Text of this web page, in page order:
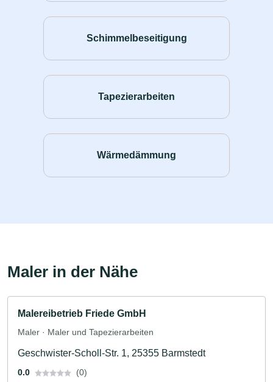
Schimmelbeseitigung
Tapezierarbeiten
Wärmedämmung
Maler in der Nähe
Malereibetrieb Friede GmbH
Maler · Maler und Tapezierarbeiten
Geschwister-Scholl-Str. 1, 25355 Barmstedt
0.0 (0)